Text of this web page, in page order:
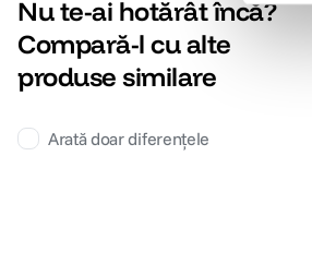
Nu te-ai hotărât încă?
Compară-l cu alte
produse similare
Arată doar diferențele